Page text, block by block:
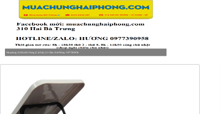
Muachung 310 Hai Bà Trưng (Cát Dài), Lê Chân, Hải Phòng / 0977390958